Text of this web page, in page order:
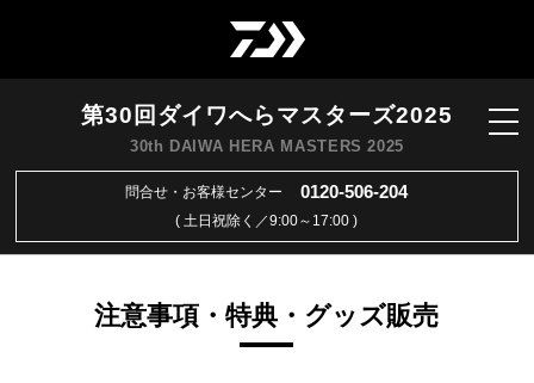
第30回ダイワへらマスターズ2025
30th DAIWA HERA MASTERS 2025
問合せ・お客様センター 0120-506-204
( 土日祝除く／9:00～17:00 )
注意事項・特典・グッズ販売